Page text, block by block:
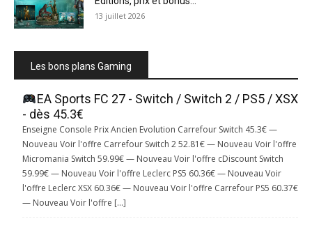
13 juillet 2026
Les bons plans Gaming
EA Sports FC 27 - Switch / Switch 2 / PS5 / XSX
- dès 45.3€
Enseigne Console Prix Ancien Evolution Carrefour Switch 45.3€ —
Nouveau Voir l'offre Carrefour Switch 2 52.81€ — Nouveau Voir l'offre
Micromania Switch 59.99€ — Nouveau Voir l'offre cDiscount Switch
59.99€ — Nouveau Voir l'offre Leclerc PS5 60.36€ — Nouveau Voir
l'offre Leclerc XSX 60.36€ — Nouveau Voir l'offre Carrefour PS5 60.37€
— Nouveau Voir l'offre […]